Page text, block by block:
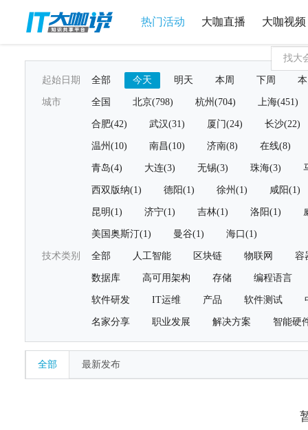
热门活动 大咖直播 大咖视频
起始日期 全部 今天 明天 本周 下周
城市 全国 北京(798) 杭州(704) 上海(451)
合肥(42) 武汉(31) 厦门(24) 长沙(22)
温州(10) 南昌(10) 济南(8) 在线(8)
青岛(4) 大连(3) 无锡(3) 珠海(3)
西双版纳(1) 德阳(1) 徐州(1) 咸阳(1)
昆明(1) 济宁(1) 吉林(1) 洛阳(1)
美国奥斯汀(1) 曼谷(1) 海口(1)
技术类别 全部 人工智能 区块链 物联网 容
数据库 高可用架构 存储 编程语言
软件研发 IT运维 产品 软件测试
名家分享 职业发展 解决方案 智能硬
全部 最新发布